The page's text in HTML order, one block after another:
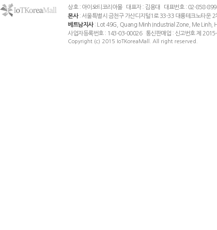
상호 : 아이오티코리아몰 대표자 : 김용대 대표번호 : 02-858-
본사: 서울특별시 금천구 가산디지털1로 33-33 대륭테크노타운
베트남지사: Lot 49G, Quang Minh Industrial Zone, Me Linh,
사업자등록번호 : 143-03-00026 통신판매업 : 신고번호 제
Copyright (c) 2015 IoTKoreaMall. All right reserved.